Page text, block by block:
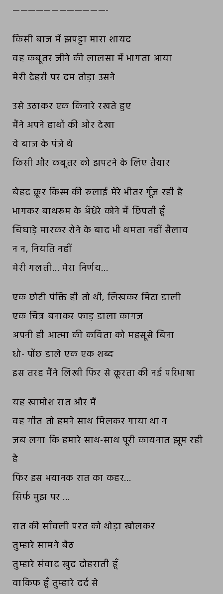
————————————-
किसी बाज में झपट्टा मारा शायद
वह कबूतर जीने की लालसा में भागता आया
मेरी देहरी पर दम तोड़ा उसने
उसे उठाकर एक किनारे रखते हुए
मैंने अपने हाथों की ओर देखा
वे बाज के पंजे थे
किसी और कबूतर को झपटने के लिए तैयार
बेहद क्रूर किस्म की रुलाई मेरे भीतर गूँज रही है
भागकर बाथरूम के अँधेरे कोने में छिपती हूँ
चिघाड़े मारकर रोने के बाद भी थमता नहीं सैलाव
न न, नियति नहीं
मेरी गलती… मेरा निर्णय…
एक छोटी पंक्ति ही तो थी, लिखकर मिटा डाली
एक चित्र बनाकर फाड़ डाला कागज
अपनी ही आत्मा की कविता को महसूसे बिना
धो- पोंछ डाले एक एक शब्द
इस तरह मैंने लिखी फिर से क्रूरता की नई परिभाषा
यह खामोश रात और मैं
वह गीत तो हमने साथ मिलकर गाया था न
जब लगा कि हमारे साथ-साथ पूरी कायनात झूम रही
है
फिर इस भयानक रात का कहर…
सिर्फ मुझ पर …
रात की साँवली परत को थोड़ा खोलकर
तुम्हारे सामने बैठ
तुम्हारे संवाद खुद दोहराती हूँ
वाकिफ हूँ तुम्हारे दर्द से